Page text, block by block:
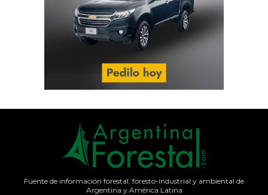
Fuente de información forestal, foresto-industrial y ambiental de
Argentina y América Latina